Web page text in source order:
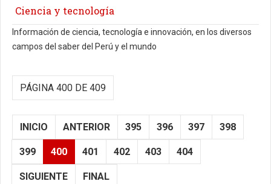
Ciencia y tecnología
Información de ciencia, tecnología e innovación, en los diversos
campos del saber del Perú y el mundo
PÁGINA 400 DE 409
INICIO ANTERIOR 395 396 397 398
399 400 401 402 403 404
SIGUIENTE FINAL